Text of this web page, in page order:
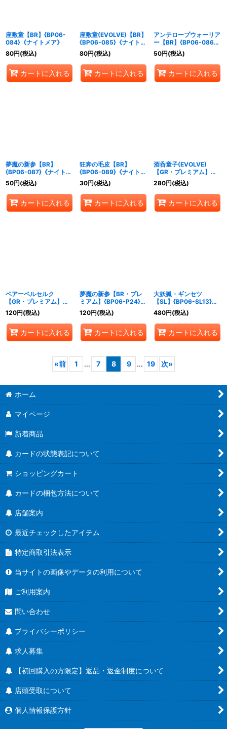
座敷童【BR】{BP06-
084}《ナイトメア》
80円(税込)
カートに入れる
座敷童(EVOLVE)【BR】
{BP06-085}《ナイトメ
ア》
80円(税込)
カートに入れる
アンテロープウォーリア
ー【BR】{BP06-086}
《ナイトメア》
50円(税込)
カートに入れる
夢魔の新参【BR】
{BP06-087}《ナイトメ
ア》
50円(税込)
カートに入れる
狂奔の毛皮【BR】
{BP06-089}《ナイトメ
ア》
30円(税込)
カートに入れる
酒呑童子(EVOLVE)
【GR・プレミアム】
{BP06-P22}《ナイトメ
ア》
280円(税込)
カートに入れる
ベアーベルセルク
【GR・プレミアム】
{BP06-P23}《ナイトメ
ア》
120円(税込)
カートに入れる
夢魔の新参【BR・プレ
ミアム】{BP06-P24}
《ナイトメア》
120円(税込)
カートに入れる
大妖狐・ギンセツ
【SL】{BP06-SL13}
《ナイトメア》
480円(税込)
カートに入れる
«前 1 ... 7 8 9 ... 19 次»
ホーム
マイページ
新着商品
カードの状態表記について
ショッピングカート
カードの梱包方法について
店舗案内
最近チェックしたアイテム
特定商取引法表示
当サイトの画像やデータの利用について
ご利用案内
問い合わせ
プライバシーポリシー
求人募集
【初回購入の方限定】返品・返金制度について
店頭受取について
個人情報保護方針